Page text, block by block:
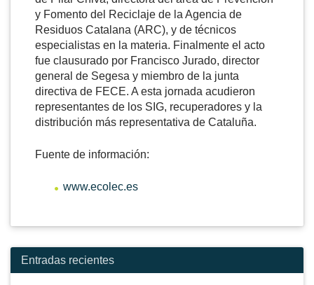
y Fomento del Reciclaje de la Agencia de
Residuos Catalana (ARC), y de técnicos
especialistas en la materia. Finalmente el acto
fue clausurado por Francisco Jurado, director
general de Segesa y miembro de la junta
directiva de FECE. A esta jornada acudieron
representantes de los SIG, recuperadores y la
distribución más representativa de Cataluña.
Fuente de información:
www.ecolec.es
Entradas recientes